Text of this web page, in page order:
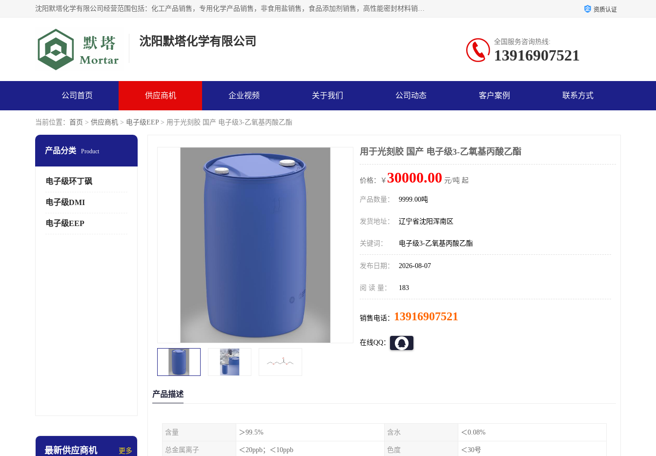
沈阳默塔化学有限公司经营范围包括：化工产品销售，专用化学产品销售，非食用盐销售，食品添加剂销售，高性能密封材料销售，涂料销售，合成材料销售，工程塑料及合成树脂销售等；主要产品有高纯电子级环丁砜，总金属离子可控制在ppb级别、纯度高、颜色浅、耐高温分解时间长，特别适合于半导体制造，硅片晶圆制造，清洗湿电子化学品，锂电池电解液，电子油墨，特种材料等高端行业；也适用于医药合成。 资质认证
沈阳默塔化学有限公司 全国服务咨询热线:
13916907521
公司首页 供应商机 企业视频 关于我们 公司动态 客户案例 联系方式
当前位置： 首页 > 供应商机 > 电子级EEP > 用于光刻胶 国产 电子级3-乙氧基丙酸乙酯
产品分类 Product
电子级环丁砜
电子级DMI
电子级EEP
最新供应商机 更多
用于光刻胶 国产 电子级3-乙氧基丙酸乙酯
价格：￥ 30000.00 元/吨 起
产品数量： 9999.00吨
发货地址： 辽宁省沈阳浑南区
关键词： 电子级3-乙氧基丙酸乙酯
发布日期： 2026-08-07
阅 读 量： 183
销售电话： 13916907521
在线QQ：
产品描述
含量 ＞99.5% 含水 ＜0.08%
总金属离子 ＜20ppb；＜10ppb 色度 ＜30号